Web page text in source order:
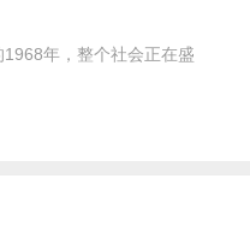
年，整个社会正在盛